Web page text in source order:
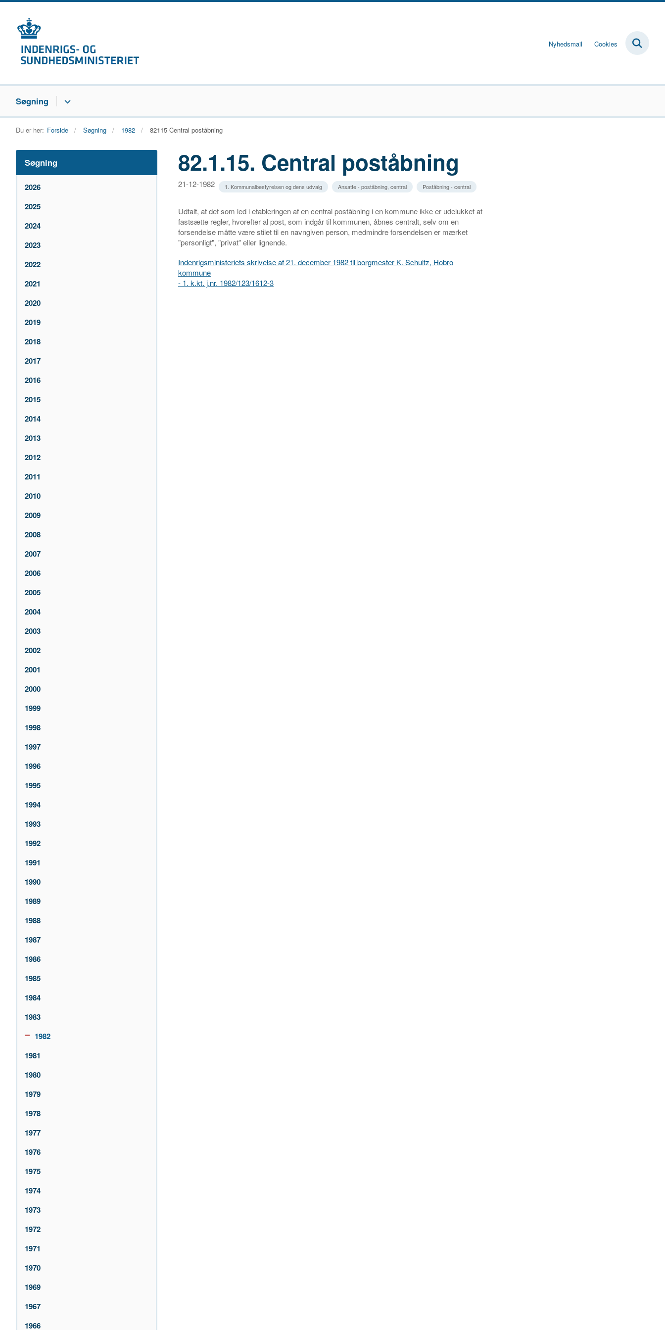
Nyhedsmail Cookies
Søgning
Du er her: Forside Søgning 1982 82115 Central poståbning
Søgning
2026
2025
2024
2023
2022
2021
2020
2019
2018
2017
2016
2015
2014
2013
2012
2011
2010
2009
2008
2007
2006
2005
2004
2003
2002
2001
2000
1999
1998
1997
1996
1995
1994
1993
1992
1991
1990
1989
1988
1987
1986
1985
1984
1983
1982
1981
1980
1979
1978
1977
1976
1975
1974
1973
1972
1971
1970
1969
1967
1966
82.1.15. Central poståbning
21-12-1982 1. Kommunalbestyrelsen og dens udvalg Ansatte - poståbning, central Poståbning - central
Udtalt, at det som led i etableringen af en central poståbning i en kommune ikke er udelukket at
fastsætte regler, hvorefteralpost, som indgår til kommunen, åbnes centralt, selv om en
forsendelse måtte være stilet til en navngiven person, medmindre forsendelsen er mærket
"personligt", ”privat” eller lignende.
Indenrigsministeriets skrivelse af 21. december 1982 til borgmester K. Schultz, Hobro
kommune
- 1. k.kt. j.nr. 1982/123/1612-3